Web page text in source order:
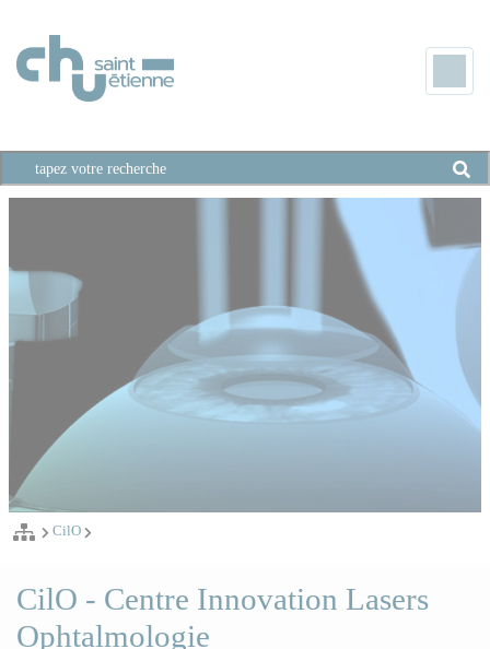
CilO
CilO - Centre Innovation Lasers
Ophtalmologie